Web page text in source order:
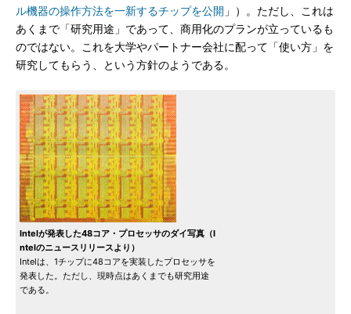
ル機器の操作方法を一新するチップを公開 」）。ただし、これは
あくまで「研究用途」であって、商用化のプランが立っているも
のではない。これを大学やパートナー会社に配って「使い方」を
研究してもらう、という方針のようである。
Intelが発表した48コア・プロセッサのダイ写真（I
ntelのニュースリリースより）
Intelは、1チップに48コアを実装したプロセッサを
発表した。ただし、現時点はあくまでも研究用途
である。